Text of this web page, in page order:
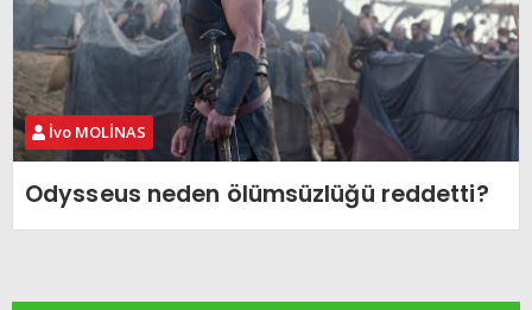
İvo MOLİNAS
Odysseus neden ölümsüzlüğü reddetti?